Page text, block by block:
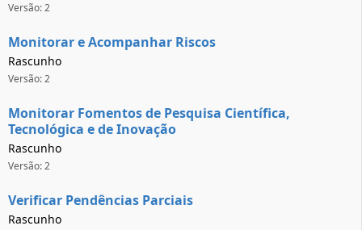
Versão: 2
Monitorar e Acompanhar Riscos
Rascunho
Versão: 2
Monitorar Fomentos de Pesquisa Científica,
Tecnológica e de Inovação
Rascunho
Versão: 2
Verificar Pendências Parciais
Rascunho